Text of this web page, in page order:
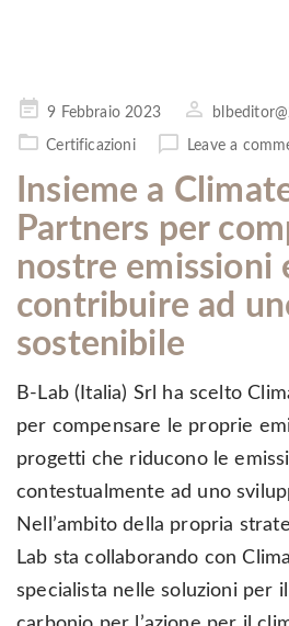
Pubblicato
il
9 Febbraio 2023
Certificazioni Leave a
Insieme a
Partners per
nostre emissioni
contribuire ad
sostenibile
B-Lab (Italia) Srl ha scelto
per compensare le proprie
progetti che riducono le
contestualmente ad uno
Nell’ambito della propria
Lab sta collaborando con
specialista nelle soluzioni per